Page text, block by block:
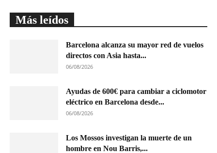
Más leídos
Barcelona alcanza su mayor red de vuelos
directos con Asia hasta...
06/08/2026
Ayudas de 600€ para cambiar a ciclomotor
eléctrico en Barcelona desde...
06/08/2026
Los Mossos investigan la muerte de un
hombre en Nou Barris,...